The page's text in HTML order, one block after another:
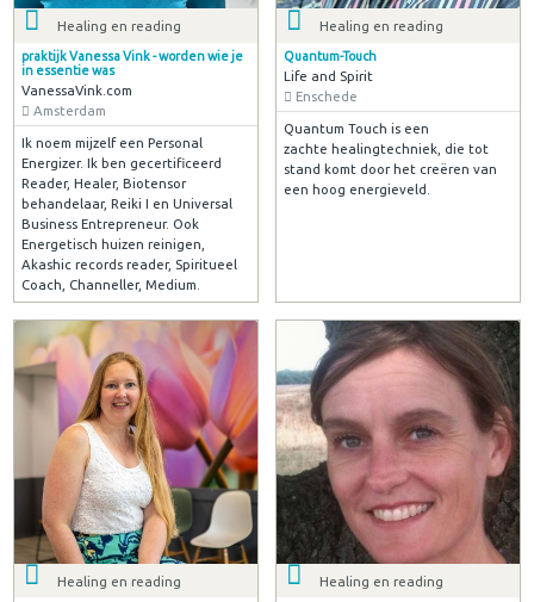
Healing en reading
praktijk Vanessa Vink - worden wie je
in essentie was
VanessaVink.com
Amsterdam
Ik noem mijzelf een Personal
Energizer. Ik ben gecertificeerd
Reader, Healer, Biotensor
behandelaar, Reiki I en Universal
Business Entrepreneur. Ook
Energetisch huizen reinigen,
Akashic records reader, Spiritueel
Coach, Channeller, Medium.
Healing en reading
Quantum-Touch
Life and Spirit
Enschede
Quantum Touch is een
zachte healingtechniek, die tot
stand komt door het creëren van
een hoog energieveld.
Healing en reading Healing en reading